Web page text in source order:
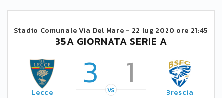
Stadio Comunale Via Del Mare - 22 lug 2020 ore 21:45
35A GIORNATA SERIE A
Lecce 3 1
VS Brescia